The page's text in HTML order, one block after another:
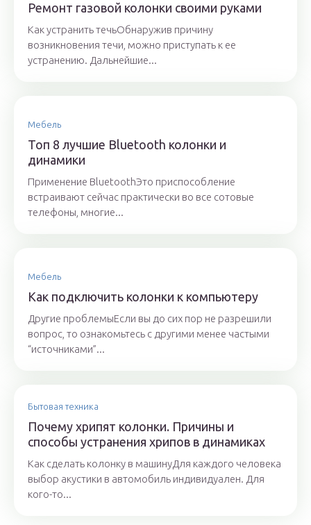
Ремонт газовой колонки своими руками
Как устранить течьОбнаружив причину
возникновения течи, можно приступать к ее
устранению. Дальнейшие...
Мебель
Топ 8 лучшие Bluetooth колонки и
динамики
Применение BluetoothЭто приспособление
встраивают сейчас практически во все сотовые
телефоны, многие...
Мебель
Как подключить колонки к компьютеру
Другие проблемыЕсли вы до сих пор не разрешили
вопрос, то ознакомьтесь с другими менее частыми
“источниками”...
Бытовая техника
Почему хрипят колонки. Причины и
способы устранения хрипов в динамиках
Как сделать колонку в машинуДля каждого человека
выбор акустики в автомобиль индивидуален. Для
кого-то...